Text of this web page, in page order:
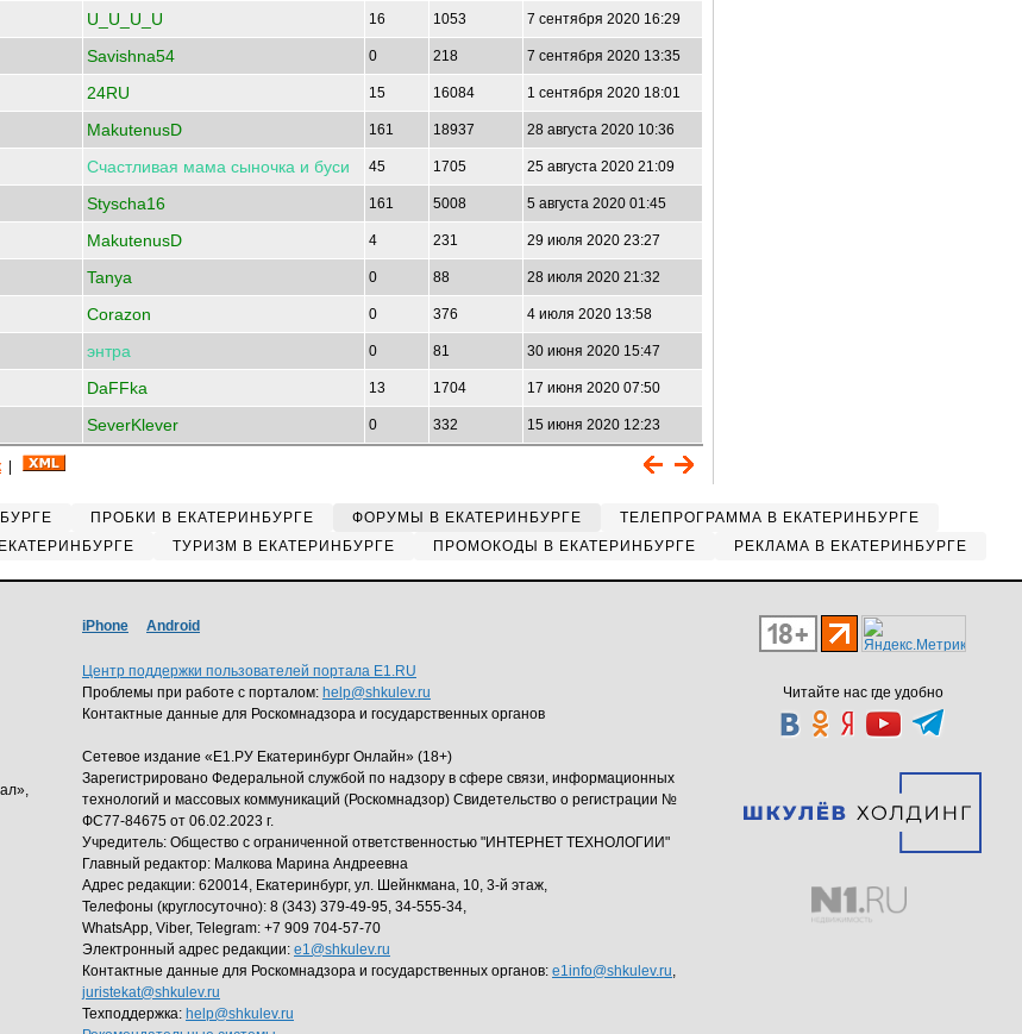
U_U_U_U 16 1053 7 сентября 2020 16:29
Savishna54 0 218 7 сентября 2020 13:35
24RU 15 16084 1 сентября 2020 18:01
MakutenusD 161 18937 28 августа 2020 10:36
Счастливая мама сыночка и буси 45 1705 25 августа 2020 21:09
Styscha16 161 5008 5 августа 2020 01:45
MakutenusD 4 231 29 июля 2020 23:27
Tanya 0 88 28 июля 2020 21:32
Corazon 0 376 4 июля 2020 13:58
энтра 0 81 30 июня 2020 15:47
DaFFka 13 1704 17 июня 2020 07:50
SeverKlever 0 332 15 июня 2020 12:23
ПРОБКИ В ЕКАТЕРИНБУРГЕ ФОРУМЫ В ЕКАТЕРИНБУРГЕ
ТЕЛЕПРОГРАММА В ЕКАТЕРИНБУРГЕ
ТУРИЗМ В ЕКАТЕРИНБУРГЕ ПРОМОКОДЫ В ЕКАТЕРИНБУРГЕ РЕКЛАМА В ЕКАТЕРИНБУРГЕ
Читайте нас где удобно
iPhone Android
Центр поддержки пользователей портала E1.RU
Проблемы при работе с порталом: help@shkulev.ru
Контактные данные для Роскомнадзора и государственных органов
Сетевое издание «Е1.РУ Екатеринбург Онлайн» (18+)
Зарегистрировано Федеральной службой по надзору в сфере связи, информационных
технологий и массовых коммуникаций (Роскомнадзор) Свидетельство о регистрации №
ФС77-84675 от 06.02.2023 г.
Учредитель: Общество с ограниченной ответственностью "ИНТЕРНЕТ ТЕХНОЛОГИИ"
Главный редактор: Малкова Марина Андреевна
Адрес редакции: 620014, Екатеринбург, ул. Шейнкмана, 10, 3-й этаж,
Телефоны (круглосуточно): 8 (343) 379-49-95, 34-555-34,
WhatsApp, Viber, Telegram: +7 909 704-57-70
Электронный адрес редакции: e1@shkulev.ru
Контактные данные для Роскомнадзора и государственных органов: e1info@shkulev.ru,
juristekat@shkulev.ru
Техподдержка: help@shkulev.ru